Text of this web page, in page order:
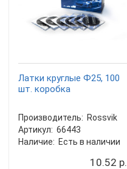
Латки круглые Ф25, 100
шт. коробка
Производитель: Rossvik
Артикул: 66443
Наличие: Есть в наличии
10.52 р.